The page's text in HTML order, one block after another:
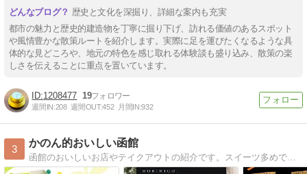
歴史と文化を深掘り、詳細な案内も充実
都市の魅力と歴史的建造物を丁寧に掘り下げ、訪れる価値のあるスポット
や風情豊かな散策ルートを紹介します。実際に足を運びたくなるような具
体的な見どころや、地元の特色を感じ取れる体験談も盛り込み、散策の楽
しさを伝えることに重点を置いています。
1208477 19
週間IN:208 週間OUT:452 月間IN:932
3
かのん的おいしい函館
函館のおいしいお店やテイクアウトの紹介です。スイーツ多めです。